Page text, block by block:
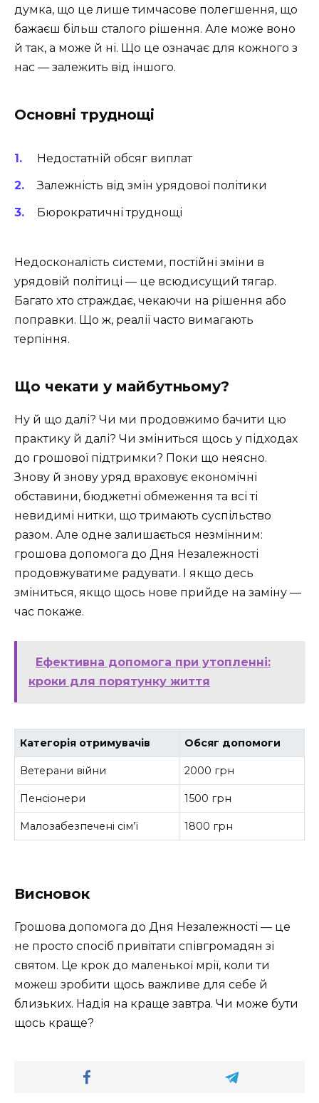
думка, що це лише тимчасове полегшення, що
бажаєш більш сталого рішення. Але може воно
й так, а може й ні. Що це означає для кожного з
нас — залежить від іншого.
Основні труднощі
Недостатній обсяг виплат
Залежність від змін урядової політики
Бюрократичні труднощі
Недосконалість системи, постійні зміни в
урядовій політиці — це всюдисущий тягар.
Багато хто страждає, чекаючи на рішення або
поправки. Що ж, реалії часто вимагають
терпіння.
Що чекати у майбутньому?
Ну й що далі? Чи ми продовжимо бачити цю
практику й далі? Чи зміниться щось у підходах
до грошової підтримки? Поки що неясно.
Знову й знову уряд враховує економічні
обставини, бюджетні обмеження та всі ті
невидимі нитки, що тримають суспільство
разом. Але одне залишається незмінним:
грошова допомога до Дня Незалежності
продовжуватиме радувати. І якщо десь
зміниться, якщо щось нове прийде на заміну —
час покаже.
Ефективна допомога при утопленні:
кроки для порятунку життя
Категорія отримувачів Обсяг допомоги
Ветерани війни 2000 грн
Пенсіонери 1500 грн
Малозабезпечені сім’ї 1800 грн
Висновок
Грошова допомога до Дня Незалежності — це
не просто спосіб привітати співгромадян зі
святом. Це крок до маленької мрії, коли ти
можеш зробити щось важливе для себе й
близьких. Надія на краще завтра. Чи може бути
щось краще?